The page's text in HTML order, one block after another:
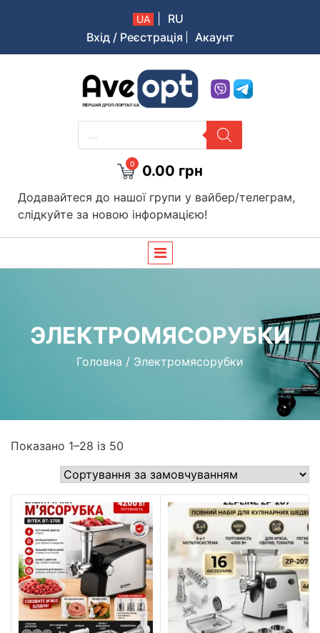
UA
RU
Вхід / Реєстрація
Акаунт
Aveopt – оптова дропшипінг платформа в Україні
PRODUCTS
SEARCH
0 0.00 грн
Додавайтеся до нашої групи у вайбер/телеграм,
слідкуйте за новою інформацією!
ЭЛЕКТРОМЯСОРУБКИ
Головна / Электромясорубки
Показано 1–28 із 50